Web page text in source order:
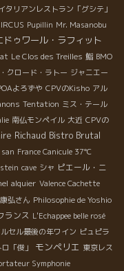
タリアンレストラン「グシテ」
Pupillin Mr. Masanobu
ドゥワール・ラフィット
Le Clos des Treilles 鮨 BMO
クロード・ラトー ジャニエー
よろずや CPVのKisho アル
Tentation ミス・テール
南仏モンペイル 大近 CPVの
Richaud Bistro Brutal
France Canicule 37℃
cave シャ ピエール・ニ
alquier Valence Cachette
弘さん Philosophie de Yoshio
ランス L'Echappee belle rosé
セル最後の年ワイン ピュピラ
「俊」 モンペリエ 東京レス
Symphonie